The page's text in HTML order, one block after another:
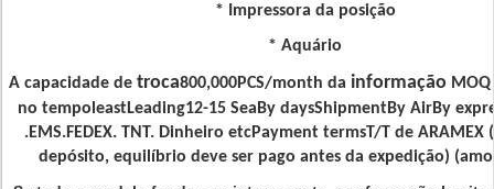
* Impressora da posição
* Aquário
A capacidade de troca800,000PCS/month da informação
no tempoleastLeading12-15 SeaBy daysShipmentBy AirBy
.EMS.FEDEX. TNT. Dinheiro etcPayment termsT/T de ARAMEX
depósito, equilíbrio deve ser pago antes da expedição)